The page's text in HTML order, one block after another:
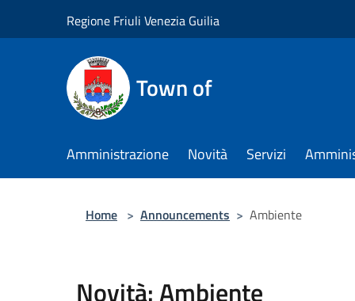
Regione Friuli Venezia Guilia
Town of
Amministrazione Novità Servizi
Home > Announcements > Ambiente
Novità: Ambiente